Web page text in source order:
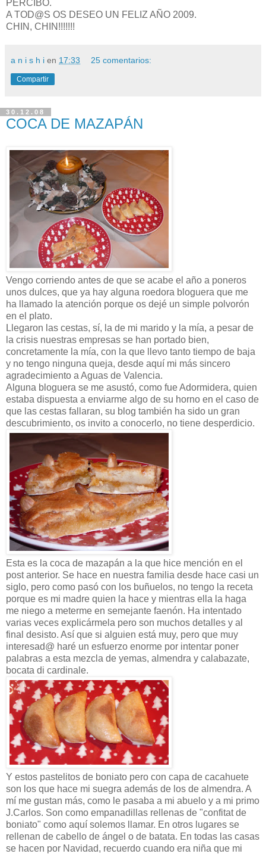
PERCIBO.
A TOD@S OS DESEO UN FELIZ AÑO 2009.
CHIN, CHIN!!!!!!!
a n i s h i en 17:33 25 comentarios:
Compartir
30.12.08
COCA DE MAZAPÁN
Vengo corriendo antes de que se acabe el año a poneros
unos dulces, que ya hay alguna roedora bloguera que me
ha llamado la atención porque os dejé un simple polvorón
en el plato.
Llegaron las cestas, sí, la de mi marido y la mía, a pesar de
la crisis nuestras empresas se han portado bien,
concretamente la mía, con la que llevo tanto tiempo de baja
y no tengo ninguna queja, desde aquí mi más sincero
agradecimiento a Aguas de Valencia.
Alguna bloguera se me asustó, como fue Adormidera, quien
estaba dispuesta a enviarme algo de su horno en el caso de
que las cestas fallaran, su blog también ha sido un gran
descubrimiento, os invito a conocerlo, no tiene desperdicio.
Esta es la coca de mazapán a la que hice mención en el
post anterior. Se hace en nuestra familia desde hace casi un
siglo, pero como pasó con los buñuelos, no tengo la receta
porque es mi madre quien la hace y mientras ella la haga
me niego a meterme en semejante faenón. Ha intentado
varias veces explicármela pero son muchos detalles y al
final desisto. Así que si alguien está muy, pero que muy
interesad@ haré un esfuerzo enorme por intentar poner
palabras a esta mezcla de yemas, almendra y calabazate,
bocata di cardinale.
Y estos pastelitos de boniato pero con capa de cacahuete
son los que hace mi suegra además de los de almendra. A
mí me gustan más, como le pasaba a mi abuelo y a mi primo
J.Carlos. Son como empanadillas rellenas de "confitat de
boniato" como aquí solemos llamar. En otros lugares se
rellenan de cabello de ángel o de batata. En todas las casas
se hacen por Navidad, recuerdo cuando era niña que mi